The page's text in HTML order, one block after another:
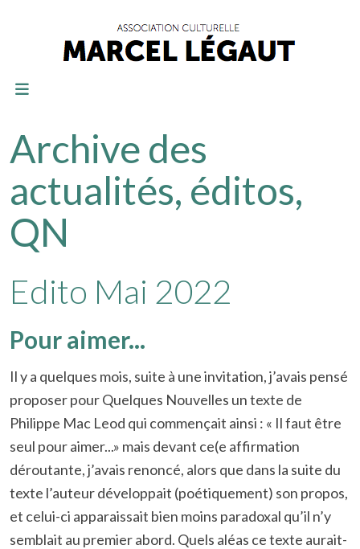
Archive des
actualités, éditos,
QN
Edito Mai 2022
Pour aimer...
Il y a quelques mois, suite à une invitation, j’avais pensé
proposer pour Quelques Nouvelles un texte de
Philippe Mac Leod qui commençait ainsi : « Il faut être
seul pour aimer...» mais devant ce(e affirmation
déroutante, j’avais renoncé, alors que dans la suite du
texte l’auteur développait (poétiquement) son propos,
et celui-ci apparaissait bien moins paradoxal qu’il n’y
semblait au premier abord. Quels aléas ce texte aurait-